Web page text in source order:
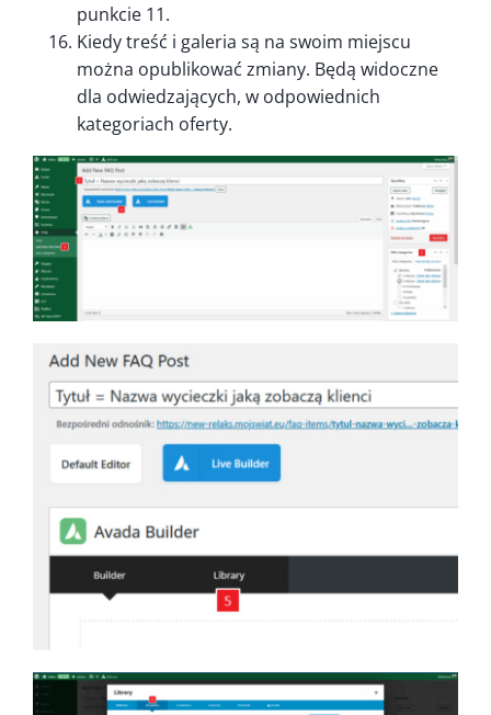
punkcie 11.
Kiedy treść i galeria są na swoim miejscu
można opublikować zmiany. Będą widoczne
dla odwiedzających, w odpowiednich
kategoriach oferty.